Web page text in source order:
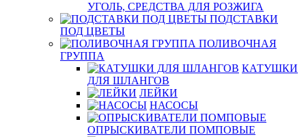
УГОЛЬ, СРЕДСТВА ДЛЯ РОЗЖИГА
ПОДСТАВКИ
ПОД ЦВЕТЫ
ПОЛИВОЧНАЯ
ГРУППА
КАТУШКИ
ДЛЯ ШЛАНГОВ
ЛЕЙКИ
НАСОСЫ
ОПРЫСКИВАТЕЛИ ПОМПОВЫЕ